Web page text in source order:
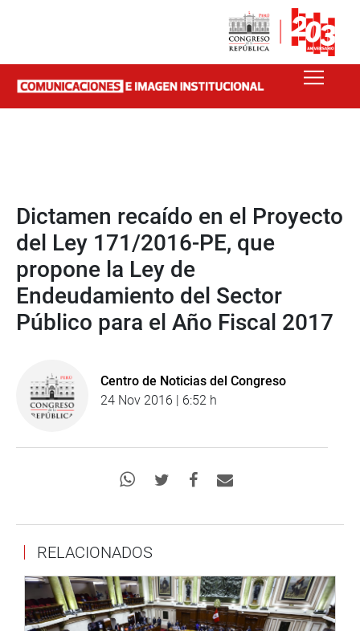
Dictamen recaído en el Proyecto
del Ley 171/2016-PE, que
propone la Ley de
Endeudamiento del Sector
Público para el Año Fiscal 2017
Centro de Noticias del Congreso
24 Nov 2016 | 6:52 h
RELACIONADOS